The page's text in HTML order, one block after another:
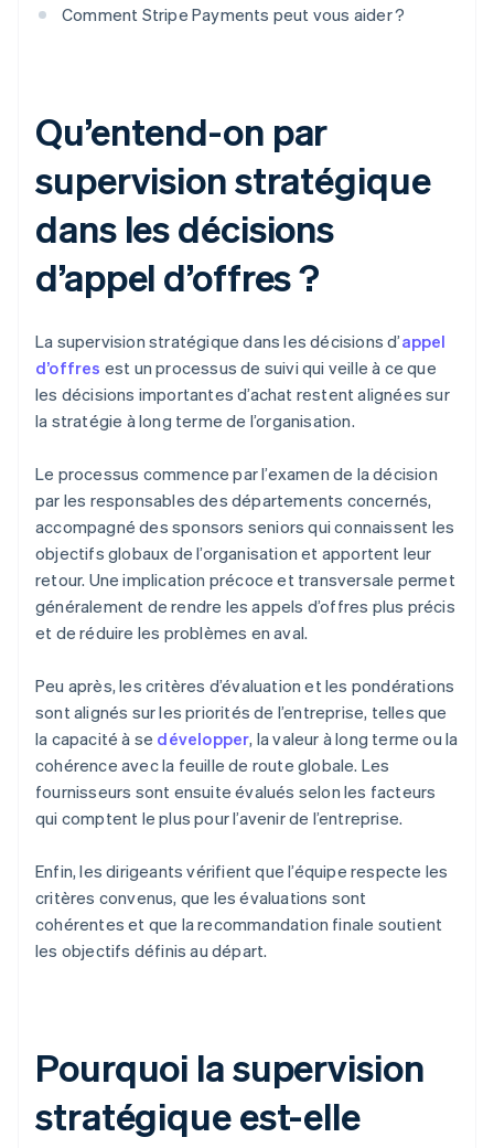
Comment Stripe Payments peut vous aider ?
Qu’entend-on par
supervision stratégique
dans les décisions
d’appel d’offres ?
La supervision stratégique dans les décisions d’appel
d’offres est un processus de suivi qui veille à ce que
les décisions importantes d’achat restent alignées sur
la stratégie à long terme de l’organisation.
Le processus commence par l’examen de la décision
par les responsables des départements concernés,
accompagné des sponsors seniors qui connaissent les
objectifs globaux de l’organisation et apportent leur
retour. Une implication précoce et transversale permet
généralement de rendre les appels d’offres plus précis
et de réduire les problèmes en aval.
Peu après, les critères d’évaluation et les pondérations
sont alignés sur les priorités de l’entreprise, telles que
la capacité à se développer, la valeur à long terme ou la
cohérence avec la feuille de route globale. Les
fournisseurs sont ensuite évalués selon les facteurs
qui comptent le plus pour l’avenir de l’entreprise.
Enfin, les dirigeants vérifient que l’équipe respecte les
critères convenus, que les évaluations sont
cohérentes et que la recommandation finale soutient
les objectifs définis au départ.
Pourquoi la supervision
stratégique est-elle